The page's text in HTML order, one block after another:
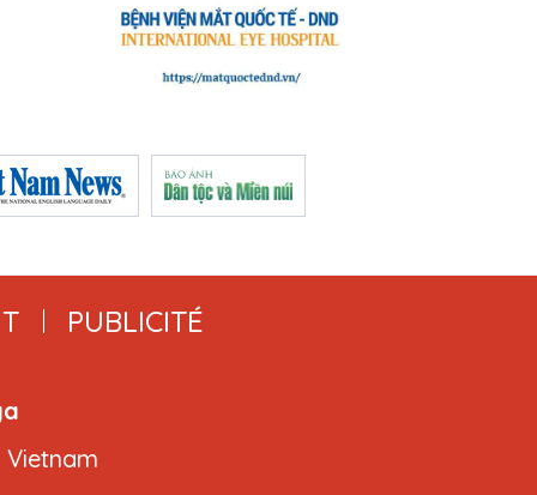
PUBLICITÉ
Vietnam